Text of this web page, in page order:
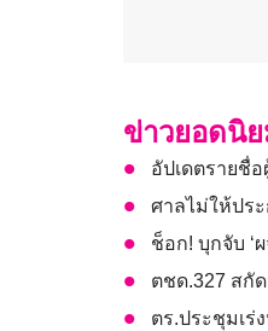
ข่าวยอดนิ
อัปเดตรายชื่อ
ศาลไม่ให้ปร
ช็อก! บุกจับ ‘
ตชด.327 สกั
ตร.ประชุมเร่